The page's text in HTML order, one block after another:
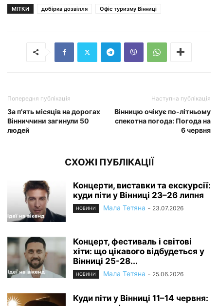
МІТКИ добірка дозвілля Офіс туризму Вінниці
Попередня публікація
За п’ять місяців на дорогах
Вінниччини загинули 50
людей
Наступна публікація
Вінницю очікує по-літньому
спекотна погода: Погода на
6 червня
СХОЖІ ПУБЛІКАЦІЇ
Концерти, виставки та екскурсії:
куди піти у Вінниці 23–26 липня
НОВИНИ Мала Тетяна - 23.07.2026
Концерт, фестиваль і світові
хіти: що цікавого відбудеться у
Вінниці 25-28...
НОВИНИ Мала Тетяна - 25.06.2026
Куди піти у Вінниці 11–14 червня: